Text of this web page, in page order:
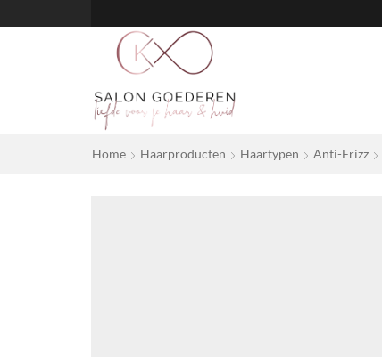
Home Haarproducten Haartypen Anti-Frizz